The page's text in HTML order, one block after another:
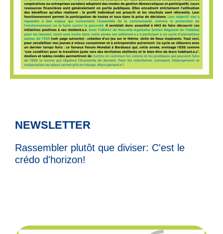
NEWSLETTER
Rassembler plutôt que diviser: C'est le
crédo d'horizon!